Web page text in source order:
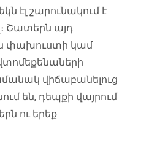
էլ շարունակում է
Շատերն այդ
փախուստի կամ
վիճաբանելուց
են, դեպքի վայրում
ու երեք